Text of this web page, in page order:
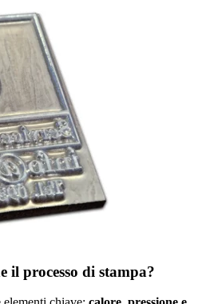
il processo di stampa?